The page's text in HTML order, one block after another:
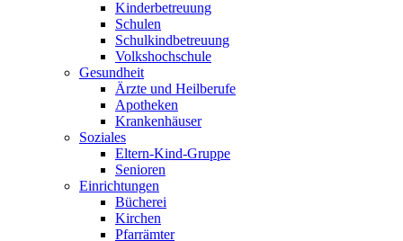
Kinderbetreuung
Schulen
Schulkindbetreuung
Volkshochschule
Gesundheit
Ärzte und Heilberufe
Apotheken
Krankenhäuser
Soziales
Eltern-Kind-Gruppe
Senioren
Einrichtungen
Bücherei
Kirchen
Pfarrämter